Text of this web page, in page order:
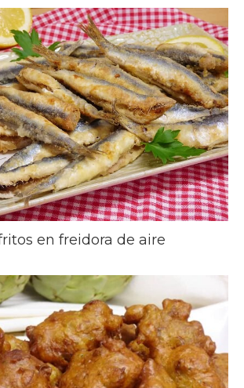
en freidora de aire